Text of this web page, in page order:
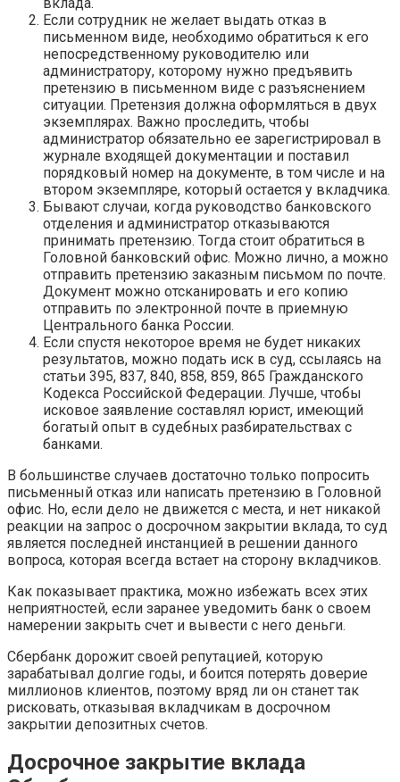
Если сотрудник не желает выдать отказ в
письменном виде, необходимо обратиться к его
непосредственному руководителю или
администратору, которому нужно предъявить
претензию в письменном виде с разъяснением
ситуации. Претензия должна оформляться в двух
экземплярах. Важно проследить, чтобы
администратор обязательно ее зарегистрировал в
журнале входящей документации и поставил
порядковый номер на документе, в том числе и на
втором экземпляре, который остается у вкладчика.
Бывают случаи, когда руководство банковского
отделения и администратор отказываются
принимать претензию. Тогда стоит обратиться в
Головной банковский офис. Можно лично, а можно
отправить претензию заказным письмом по почте.
Документ можно отсканировать и его копию
отправить по электронной почте в приемную
Центрального банка России.
Если спустя некоторое время не будет никаких
результатов, можно подать иск в суд, ссылаясь на
статьи 395, 837, 840, 858, 859, 865 Гражданского
Кодекса Российской Федерации. Лучше, чтобы
исковое заявление составлял юрист, имеющий
богатый опыт в судебных разбирательствах с
банками.
В большинстве случаев достаточно только попросить
письменный отказ или написать претензию в Головной
офис. Но, если дело не движется с места, и нет никакой
реакции на запрос о досрочном закрытии вклада, то суд
является последней инстанцией в решении данного
вопроса, которая всегда встает на сторону вкладчиков.
Как показывает практика, можно избежать всех этих
неприятностей, если заранее уведомить банк о своем
намерении закрыть счет и вывести с него деньги.
Сбербанк дорожит своей репутацией, которую
зарабатывал долгие годы, и боится потерять доверие
миллионов клиентов, поэтому вряд ли он станет так
рисковать, отказывая вкладчикам в досрочном
закрытии депозитных счетов.
Досрочное закрытие вклада